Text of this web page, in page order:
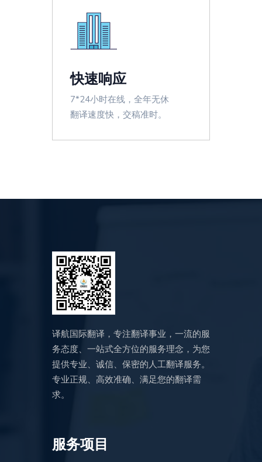
快速响应
7*24小时在线，全年无休
翻译速度快，交稿准时。
译航国际翻译，专注翻译事业，一流的服
务态度、一站式全方位的服务理念，为您
提供专业、诚信、保密的人工翻译服务。
专业正规、高效准确、满足您的翻译需
求。
服务项目